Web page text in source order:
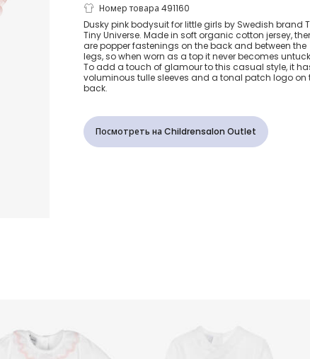
Розовое боди из
органического
Номер товара 491160
Dusky pink bodysuit for little girls by Swedish brand
Tiny Universe. Made in soft organic cotton jersey,
are popper fastenings on the back and between the
legs, so when worn as a top it never becomes
To add a touch of glamour to this casual style, it
voluminous tulle sleeves and a tonal patch logo on
back.
Посмотреть на Childrensalon Outlet